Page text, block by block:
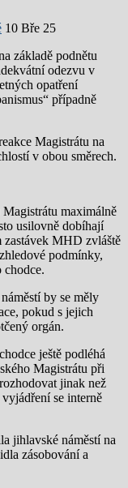
10 Bře 25
základě podnětu
odezvu v
opatření
případně
Magistrátu na
v obou směrech.
maximálně
usilovně dobíhají
MHD zvláště
podmínky,
chodce.
by se měly
pokud s jejich
orgán.
ještě podléhá
Magistrátu při
jinak než
se interně
jihlavské náměstí na
zásobování a